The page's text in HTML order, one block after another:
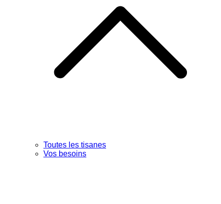
Toutes les tisanes
Vos besoins